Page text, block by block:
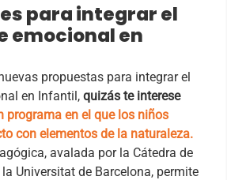
para integrar el
emocional en
propuestas para integrar el
en Infantil, quizás te interese
programa en el que los niños
con elementos de la naturaleza.
avalada por la Cátedra de
Universitat de Barcelona, permite